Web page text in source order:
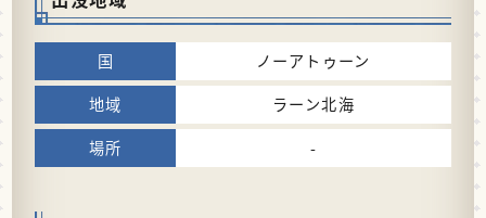
ノーアトゥーン
ラーン北海
-